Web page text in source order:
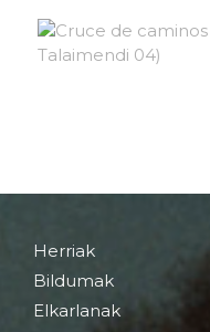
Herriak
Bildumak
Elkarlanak